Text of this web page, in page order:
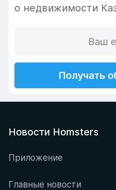
о недвижимости
Получать
Новости Homsters
Приложение
Главные новости